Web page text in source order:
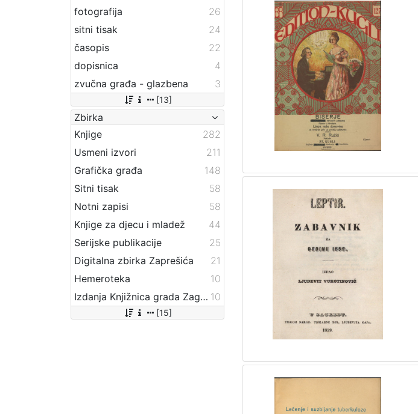
fotografija
26
sitni tisak
24
časopis
22
dopisnica
4
zvučna građa - glazbena
3
[13]
Zbirka
Knjige
282
Usmeni izvori
211
Grafička građa
148
Sitni tisak
58
Notni zapisi
58
Knjige za djecu i mladež
44
Serijske publikacije
25
Digitalna zbirka Zaprešića
21
Hemeroteka
10
Izdanja Knjižnica grada Zagreba - E-knjige 10
[15]